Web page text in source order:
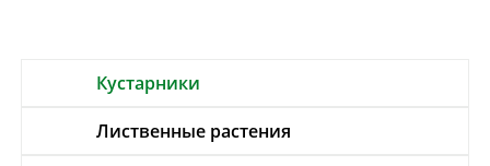
Кустарники
Лиственные растения